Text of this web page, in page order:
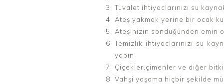
Tuvalet ihtiyaclarınızı su
Ateş yakmak yerine bir ocak
Ateşinizin söndüğünden emin
Temizlik ihtiyaclarınızı su
yapın
Çiçekler,çimenler ve diğer
Vahşi yaşama hiçbir şekilde